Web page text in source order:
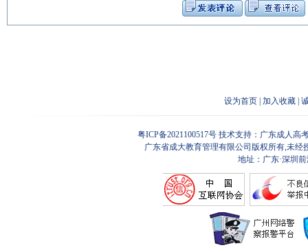
设为首页 加入收藏
粤ICP备2021100517号 技术支持：广东成人高
广东省成大教育管理有限公司版权所有,未
地址：广东·深圳